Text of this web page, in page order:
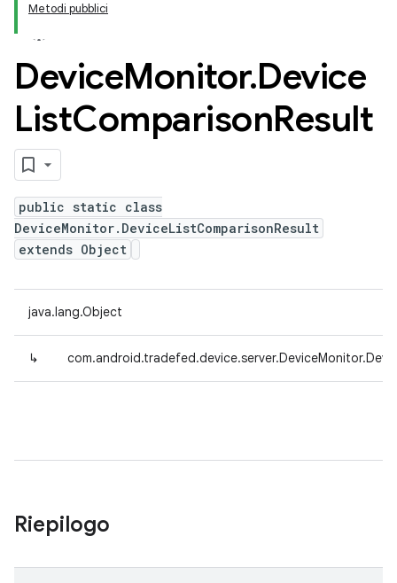
Metodi pubblici
DeviceMonitor.Device
ListComparisonResult
public static class
DeviceMonitor.DeviceListComparisonResult
extends Object
java.lang.Object
↳
Riepilogo